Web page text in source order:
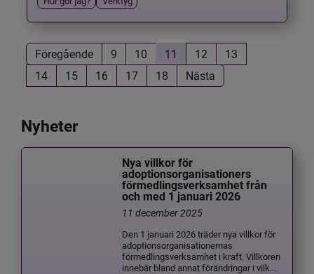
Föregående 9 10 11 12
13
14
15 16 17 18 Nästa
Nyheter
Nya villkor för
adoptionsorganisationers
förmedlingsverksamhet från
och med 1 januari 2026
11 december 2025
Den 1 januari 2026 träder nya villkor för
adoptionsorganisationernas
förmedlingsverksamhet i kraft. Villkoren
innebär bland annat förändringar i vilk...